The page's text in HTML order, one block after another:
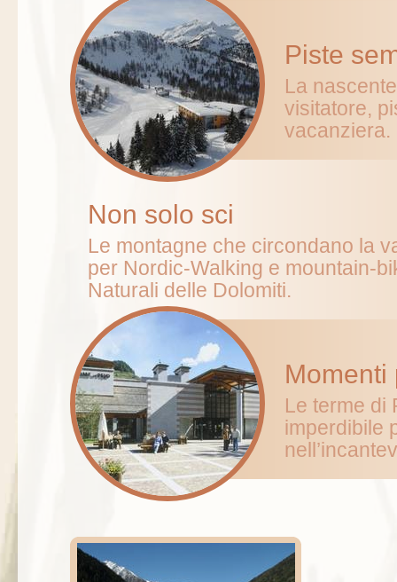
Piste
La
visitatore,
vacanziera.
Non solo sci
Le montagne che circondano la
per Nordic-Walking e mountain-
Naturali delle Dolomiti.
Momenti
Le terme di
imperdibile